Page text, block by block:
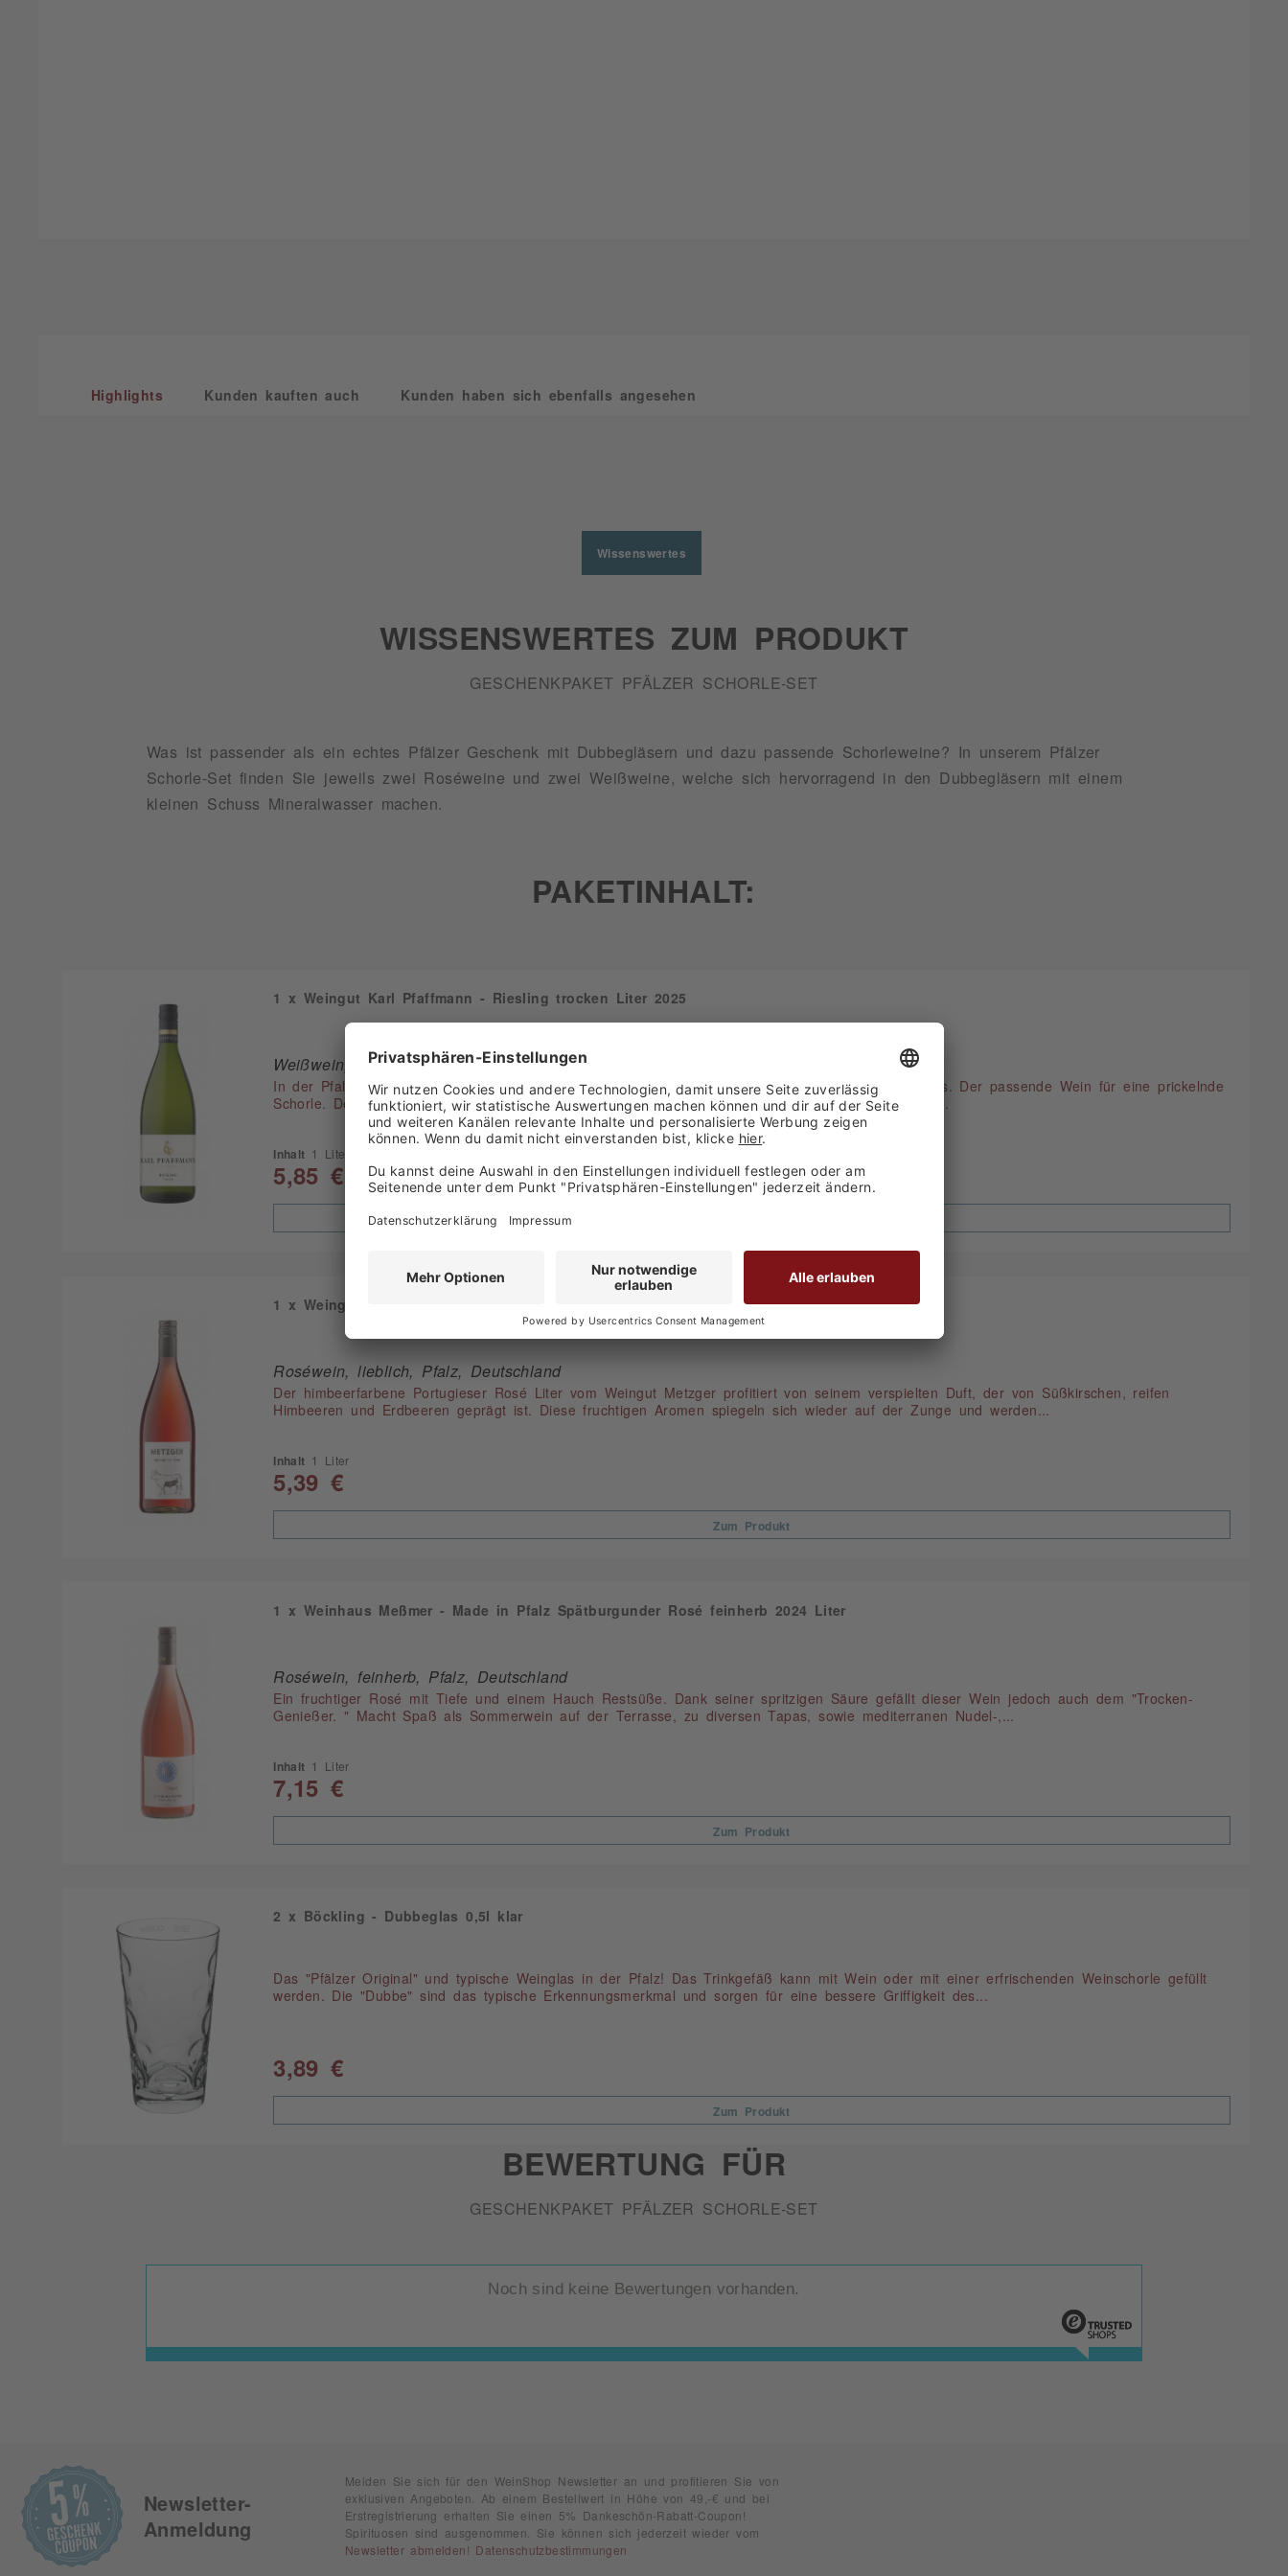
Highlights Kunden kauften auch Kunden haben sich ebenfalls angesehen
Wissenswertes
WISSENSWERTES ZUM PRODUKT
GESCHENKPAKET PFÄLZER SCHORLE-SET
Was ist passender als ein echtes Pfälzer Geschenk mit Dubbegläsern und dazu passende Schorleweine? In unserem Pfälzer
Schorle-Set finden Sie jeweils zwei Roséweine und zwei Weißweine, welche sich hervorragend in den Dubbegläsern mit einem
kleinen Schuss Mineralwasser machen.
PAKETINHALT:
1 x Weingut Karl Pfaffmann - Riesling trocken Liter 2025
Weißwein, trocken, Pfalz, Deutschland
In der Pfalz ist der trockene Riesling in der Literflasche der Einstiegswein fast eines jeden Winzers. Der passende Wein für eine prickelnde
Schorle. Der Pfälzer Liebling findet sich auch in Karl Pfaffmanns Basissegment und überzeugt mit...
Inhalt 1 Liter
5,85 €
1 x Weingut Metzger - Hausmarke Rosé Liter 2024
Roséwein, lieblich, Pfalz, Deutschland
Der himbeerfarbene Portugieser Rosé Liter vom Weingut Metzger profitiert von seinem verspielten Duft, der von Süßkirschen, reifen
Himbeeren und Erdbeeren geprägt ist. Diese fruchtigen Aromen spiegeln sich wieder auf der Zunge und werden...
Inhalt 1 Liter
5,39 €
Zum Produkt
1 x Weinhaus Meßmer - Made in Pfalz Spätburgunder Rosé feinherb 2024 Liter
Roséwein, feinherb, Pfalz, Deutschland
Ein fruchtiger Rosé mit Tiefe und einem Hauch Restsüße. Dank seiner spritzigen Säure gefällt dieser Wein jedoch auch dem "Trocken-
Genießer. " Macht Spaß als Sommerwein auf der Terrasse, zu diversen Tapas, sowie mediterranen Nudel-,...
Inhalt 1 Liter
7,15 €
Zum Produkt
2 x Böckling - Dubbeglas 0,5l klar
Das "Pfälzer Original" und typische Weinglas in der Pfalz! Das Trinkgefäß kann mit Wein oder mit einer erfrischenden Weinschorle gefüllt
werden. Die "Dubbe" sind das typische Erkennungsmerkmal und sorgen für eine bessere Griffigkeit des...
3,89 €
Zum Produkt
BEWERTUNG FÜR
GESCHENKPAKET PFÄLZER SCHORLE-SET
Noch sind keine Bewertungen vorhanden.
Newsletter-
Anmeldung
Melden Sie sich für den WeinShop Newsletter an und profitieren Sie von
exklusiven Angeboten. Ab einem Bestellwert in Höhe von 49,-€ und bei
Erstregistrierung erhalten Sie einen 5% Dankeschön-Rabatt-Coupon!
Spirituosen sind ausgenommen. Sie können sich jederzeit wieder vom
Newsletter abmelden ! Datenschutzbestimmungen